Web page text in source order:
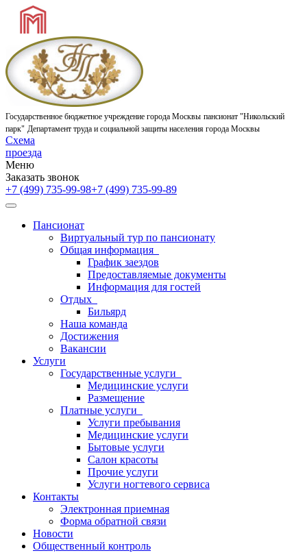
Государственное бюджетное учреждение города Москвы пансионат "Никольский
парк" Департамент труда и социальной защиты населения города Москвы
Схема
проезда
Меню
Заказать звонок
+7 (499) 735-99-98+7 (499) 735-99-89
Пансионат
Виртуальный тур по пансионату
Общая информация
График заездов
Предоставляемые документы
Информация для гостей
Отдых
Бильярд
Наша команда
Достижения
Вакансии
Услуги
Государственные услуги
Медицинские услуги
Размещение
Платные услуги
Услуги пребывания
Медицинские услуги
Бытовые услуги
Салон красоты
Прочие услуги
Услуги ногтевого сервиса
Контакты
Электронная приемная
Форма обратной связи
Новости
Общественный контроль